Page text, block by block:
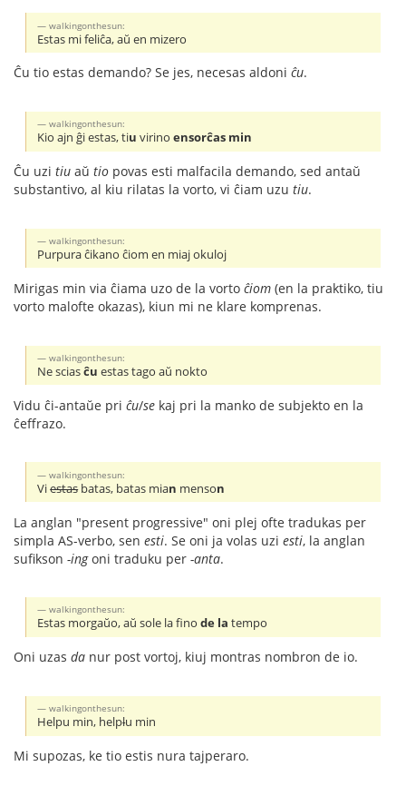
walkingonthesun:
Estas mi feliĉa, aŭ en mizero
Ĉu tio estas demando? Se jes, necesas aldoni ĉu.
walkingonthesun:
Kio ajn ĝi estas, tiu virinoensorĉas min
Ĉu uzi tiu aŭ tio povas esti malfacila demando, sed antaŭ
substantivo, al kiu rilatas la vorto, vi ĉiam uzu tiu.
walkingonthesun:
Purpura ĉikano ĉiom en miaj okuloj
Mirigas min via ĉiama uzo de la vorto ĉiom (en la praktiko, tiu
vorto malofte okazas), kiun mi ne klare komprenas.
walkingonthesun:
Ne sciasĉu estas tago aŭ nokto
Vidu ĉi-antaŭe pri ĉu/se kaj pri la manko de subjekto en la
ĉeffrazo.
walkingonthesun:
Viestasbatas, batas mian menson
La anglan "present progressive" oni plej ofte tradukas per
simpla AS-verbo, sen esti. Se oni ja volas uzi esti, la anglan
sufikson -ingoni traduku per -anta.
walkingonthesun:
Estas morgaŭo, aŭ sole la finode la tempo
Oni uzas da nur post vortoj, kiuj montras nombron de io.
walkingonthesun:
Helpu min, helplu min
Mi supozas, ke tio estis nura tajperaro.